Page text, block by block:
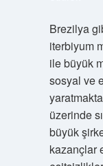
Brezilya
iterbiyum
ile büyük
sosyal ve
üzerinde
büyük
kazançlar